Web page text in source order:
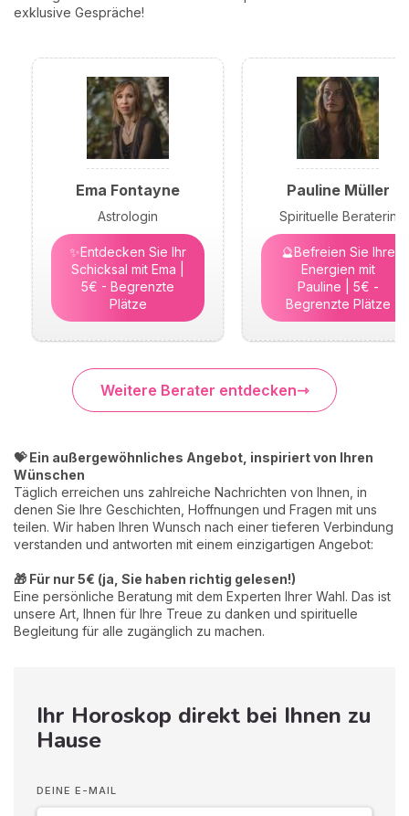
exklusive Gespräche!
Ema Fontayne
Astrologin
✨Entdecken Sie Ihr
Schicksal mit Ema |
5€ - Begrenzte
Plätze
Pauline Müller
Spirituelle Beraterin
🔮Befreien Sie Ihre
Energien mit
Pauline | 5€ -
Begrenzte Plätze
Weitere Berater entdecken
💝 Ein außergewöhnliches Angebot, inspiriert von Ihren
Wünschen
Täglich erreichen uns zahlreiche Nachrichten von Ihnen, in
denen Sie Ihre Geschichten, Hoffnungen und Fragen mit uns
teilen. Wir haben Ihren Wunsch nach einer tieferen Verbindung
verstanden und antworten mit einem einzigartigen Angebot:
🎁 Für nur 5€ (ja, Sie haben richtig gelesen!)
Eine persönliche Beratung mit dem Experten Ihrer Wahl. Das ist
unsere Art, Ihnen für Ihre Treue zu danken und spirituelle
Begleitung für alle zugänglich zu machen.
Ihr Horoskop direkt bei Ihnen zu
Hause
DEINE E-MAIL